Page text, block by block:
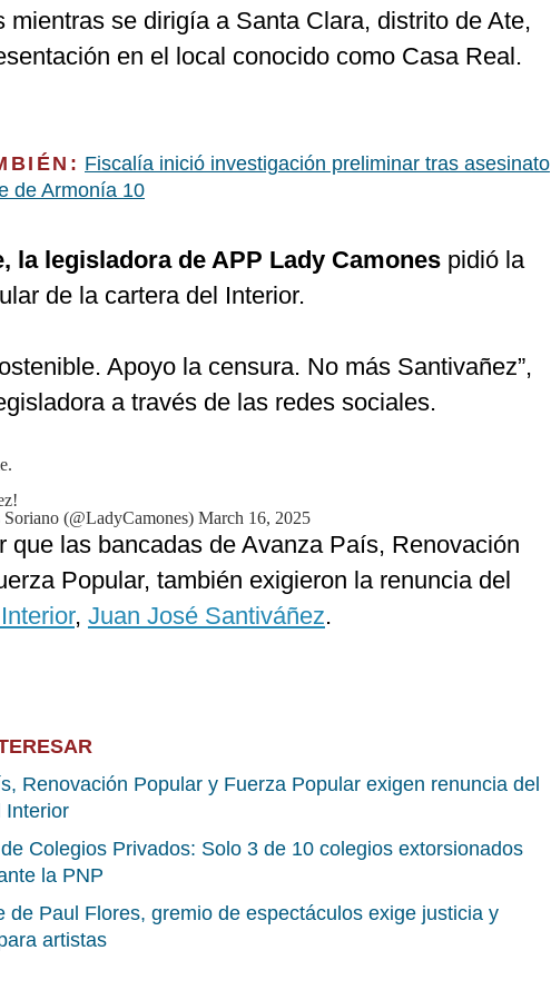
mientras se dirigía a Santa Clara, distrito de Ate,
en el local conocido como Casa Real.
Fiscalía inició investigación preliminar tras asesinato
de Armonía 10
la legisladora de APP Lady Camones pidió la
de la cartera del Interior.
Apoyo la censura. No más Santivañez”,
a través de las redes sociales.
(@LadyCamones) March 16, 2025
que las bancadas de Avanza País, Renovación
Popular, también exigieron la renuncia del
, Juan José Santiváñez.
Renovación Popular y Fuerza Popular exigen renuncia del
Interior
Colegios Privados: Solo 3 de 10 colegios extorsionados
la PNP
de Paul Flores, gremio de espectáculos exige justicia y
artistas